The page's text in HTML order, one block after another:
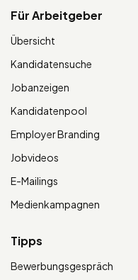
Für Arbeitgeber
Übersicht
Kandidatensuche
Jobanzeigen
Kandidatenpool
Employer Branding
Jobvideos
E-Mailings
Medienkampagnen
Tipps
Bewerbungsgespräch